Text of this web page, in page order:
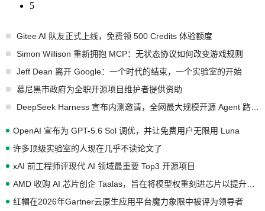
5
Gitee AI 队友正式上线，免费领 500 Credits 体验额度
Simon Willison 重新拥抱 MCP：无状态协议如何改变游戏规则
Jeff Dean 离开 Google：一个时代的结束，一个实验室的开始
慕尼黑市政府为全职开源项目维护者提供资助
OpenAI 宣布为 GPT-5.6 Sol 调优，并让免费用户无限用 Luna
许多顶级实验室的人现在几乎不读论文了
xAI 前工程师评现代 AI 领域最重要 Top3 开源项目
红帽在2026年Gartner云原生应用平台魔力象限中被评为领导者